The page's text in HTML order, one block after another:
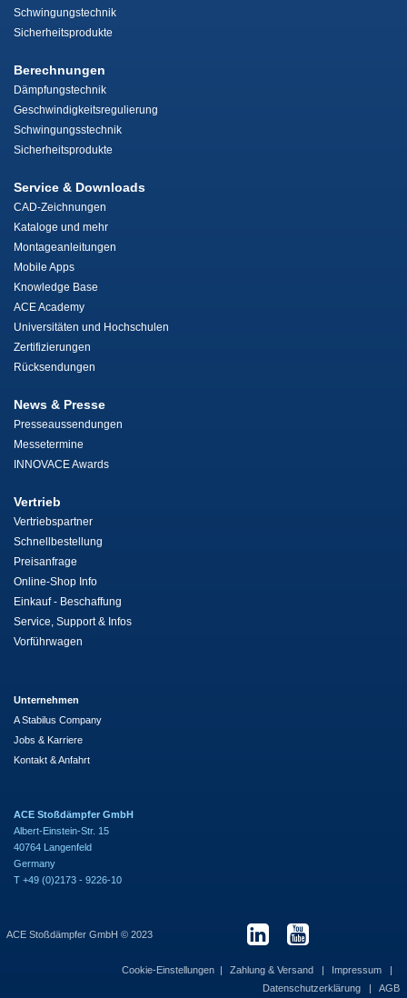
Schwingungstechnik
Sicherheitsprodukte
Berechnungen
Dämpfungstechnik
Geschwindigkeitsregulierung
Schwingungsstechnik
Sicherheitsprodukte
Service & Downloads
CAD-Zeichnungen
Kataloge und mehr
Montageanleitungen
Mobile Apps
Knowledge Base
ACE Academy
Universitäten und Hochschulen
Zertifizierungen
Rücksendungen
News & Presse
Presseaussendungen
Messetermine
INNOVACE Awards
Vertrieb
Vertriebspartner
Schnellbestellung
Preisanfrage
Online-Shop Info
Einkauf - Beschaffung
Service, Support & Infos
Vorführwagen
Unternehmen
A Stabilus Company
Jobs & Karriere
Kontakt & Anfahrt
ACE Stoßdämpfer GmbH
Albert-Einstein-Str. 15
40764 Langenfeld
Germany
T +49 (0)2173 - 9226-10
ACE Stoßdämpfer GmbH © 2023
Cookie-Einstellungen Zahlung & Versand
Impressum
Datenschutzerklärung
AGB